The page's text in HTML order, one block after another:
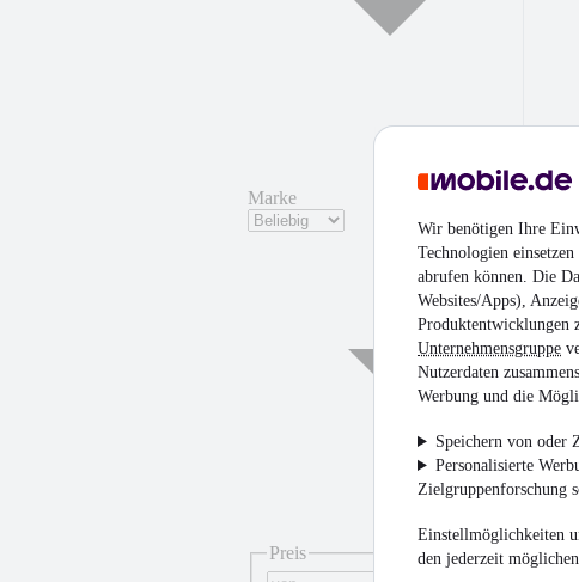
Wir benötigen Ihre
Technologien
abrufen können. Die
Websites/Apps),
Produktentwicklungen
Unternehmensgruppe
Nutzerdaten
Werbung und die
Speichern von oder
Personalisierte
Zielgruppenforschung
Einstellmöglichkeiten
den jederzeit
Marke
Preis